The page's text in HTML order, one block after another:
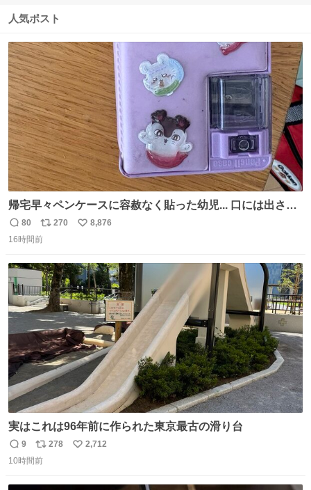
数
ス
数
人気ポスト
帰宅早々ペンケースに容赦なく貼った幼児... 口には出さぬ
が勿体無い精神で心がざわつく.....ッ
返
信
80
リ
ポ
ト
数
270
い
数
8,876
16時間前
実はこれは96年前に作られた東京最古の滑り台
返
信
9
リ
ポ
278
い
2,712
10時間前